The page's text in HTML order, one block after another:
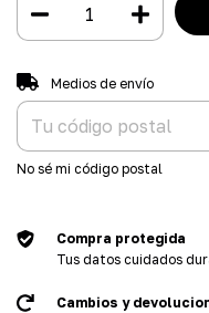
Entregas para el CP:
Medios de envío
No sé mi código postal
Compra protegida
Tus datos cuidados
Cambios y